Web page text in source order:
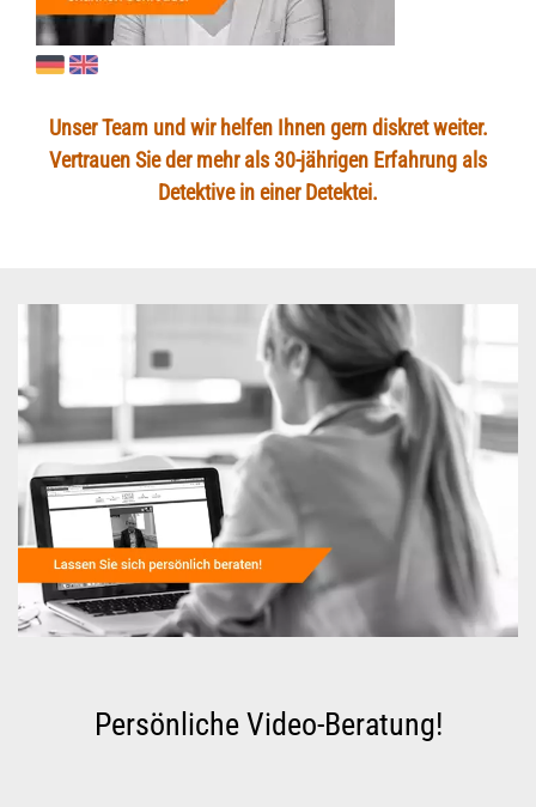
Unser Team und wir helfen Ihnen gern diskret weiter.
Vertrauen Sie der mehr als 30-jährigen Erfahrung als
Detektive in einer Detektei.
Persönliche Video-Beratung!